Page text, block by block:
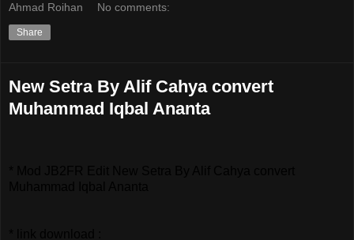
Ahmad Roihan No comments:
Share
New Setra By Alif Cahya convert
Muhammad Iqbal Ananta